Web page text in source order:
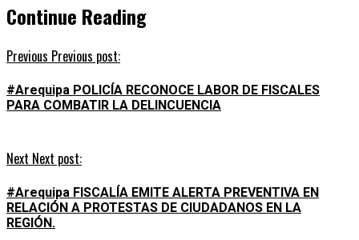
Continue Reading
Previous Previous post:
#Arequipa POLICÍA RECONOCE LABOR DE FISCALES
PARA COMBATIR LA DELINCUENCIA
Next Next post:
#Arequipa FISCALÍA EMITE ALERTA PREVENTIVA EN
RELACIÓN A PROTESTAS DE CIUDADANOS EN LA
REGIÓN.